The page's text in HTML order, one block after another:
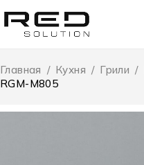
Главная / Кухня / Грили /
RGM-M805